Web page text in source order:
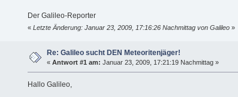
Der Galileo-Reporter
« Letzte Änderung: Januar 23, 2009, 17:16:26 Nachmittag von Galileo»
Re: Galileo sucht DEN Meteoritenjäger!
« Antwort #1 am: Januar 23, 2009, 17:21:19 Nachmittag »
Hallo Galileo,